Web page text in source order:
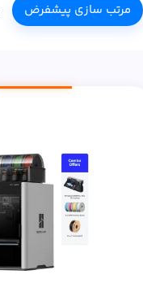
مرتب سازی پیشفرض